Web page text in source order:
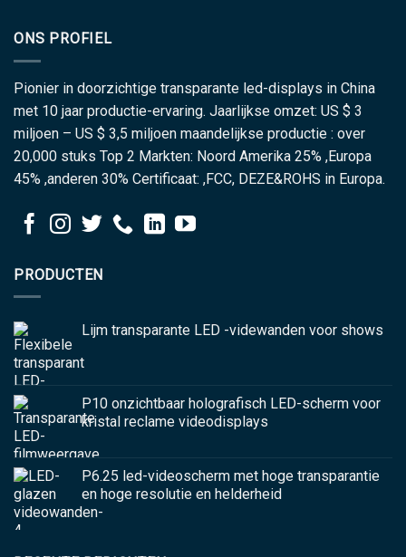
ONS PROFIEL
Pionier in doorzichtige transparante led-displays in China
met 10 jaar productie-ervaring. Jaarlijkse omzet: US $ 3
miljoen – US $ 3,5 miljoen maandelijkse productie : over
20,000 stuks Top 2 Markten: Noord Amerika 25% ,Europa
45% ,anderen 30% Certificaat: ,FCC, DEZE&ROHS in Europa.
PRODUCTEN
Lijm transparante LED -videwanden voor shows
P10 onzichtbaar holografisch LED-scherm voor
kristal reclame videodisplays
P6.25 led-videoscherm met hoge transparantie
en hoge resolutie en helderheid